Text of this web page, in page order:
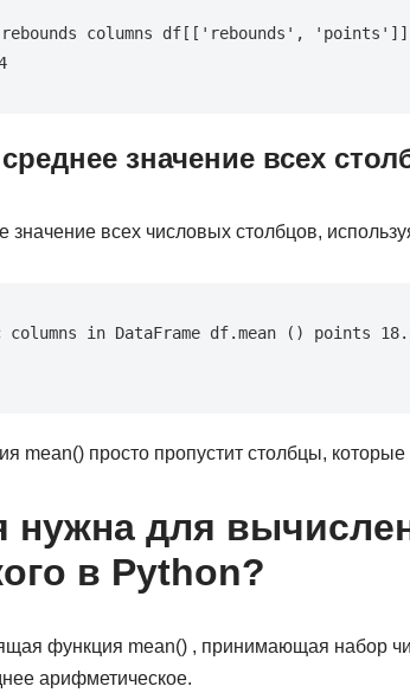
columns df[['rebounds',
значение всех
всех числовых столбцов,
in DataFrame df.mean () points
mean() просто пропустит столбцы,
нужна для
в Python?
функция mean() , принимающая набор
арифметическое.